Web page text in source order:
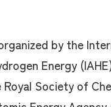
by the
Energy
Society of